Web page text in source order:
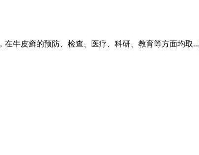
在牛皮癣的预防、检查、医疗、科研、教育等方面均取...